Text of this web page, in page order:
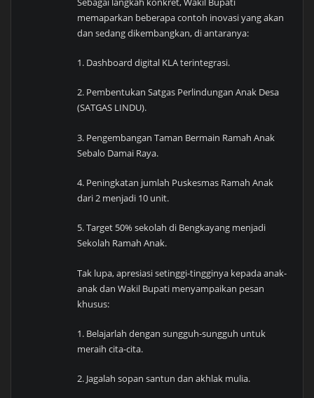
memaparkan beberapa contoh inovasi yang akan
dan sedang dikembangkan, di antaranya:
1. Dashboard digital KLA terintegrasi.
2. Pembentukan Satgas Perlindungan Anak Desa
(SATGAS LINDU).
3. Pengembangan Taman Bermain Ramah Anak
Sebalo Damai Raya.
4. Peningkatan jumlah Puskesmas Ramah Anak
dari 2 menjadi 10 unit.
5. Target 50% sekolah di Bengkayang menjadi
Sekolah Ramah Anak.
Tak lupa, apresiasi setinggi-tingginya kepada anak-
anak dan Wakil Bupati menyampaikan pesan
khusus:
1. Belajarlah dengan sungguh-sungguh untuk
meraih cita-cita.
2. Jagalah sopan santun dan akhlak mulia.